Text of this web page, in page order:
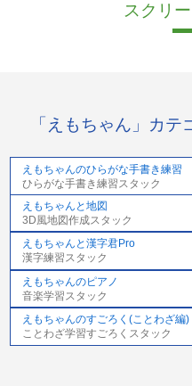
スクリ
「えもちゃん」カ
えもちゃんのひらがな手書き練習
ひらがな手書き練習スタック
えもちゃんと地図
3D風地図作成スタック
えもちゃんと漢字君Pro
漢字練習スタック
えもちゃんのピアノ
音楽学習スタック
えもちゃんのすごろく(ことわざ編)
ことわざ学習すごろくスタック